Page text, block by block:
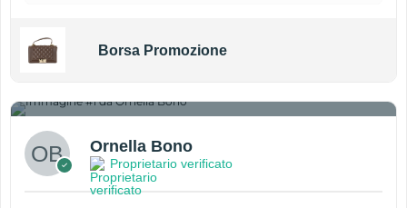
Borsa Promozione
Ornella Bono
Proprietario verificato